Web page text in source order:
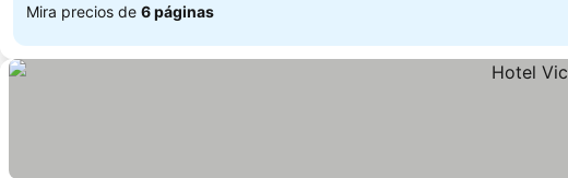
Mira precios de 6 páginas